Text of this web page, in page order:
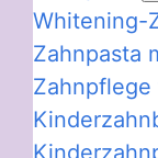
Whitening-
Zahnpasta